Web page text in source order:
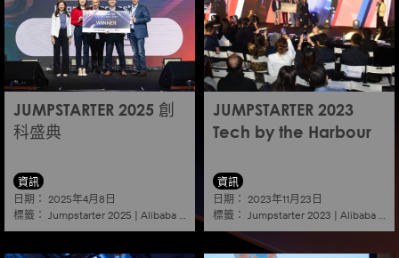
JUMPSTARTER 2025 創
科盛典
資訊
日期： 2025年4月8日
標籤： Jumpstarter 2025 | Alibaba Aef| Startup
JUMPSTARTER 2023
Tech by the Harbour
資訊
日期： 2023年11月23日
標籤： Jumpstarter 2023 | Alibaba